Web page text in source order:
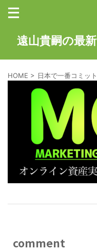
遠山貴嗣の最
HOME > 日本で一番コミッ
comment